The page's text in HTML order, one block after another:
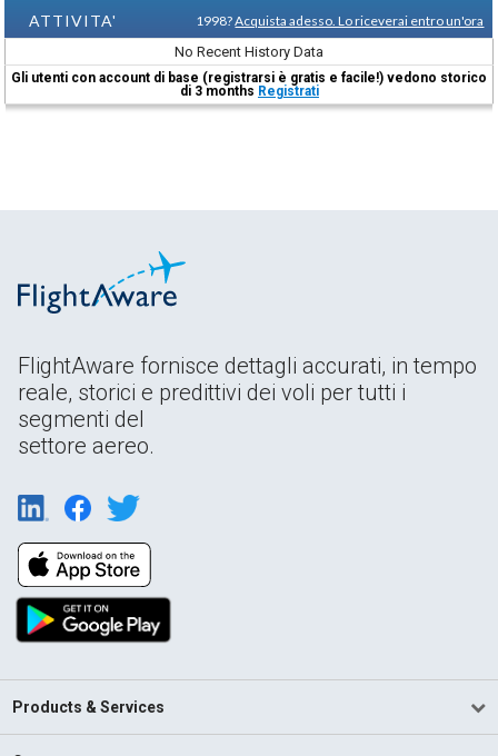
ATTIVITA'
1998?Acquista adesso. Lo riceverai entro un'ora
No Recent History Data
Gli utenti con account di base (registrarsi è gratis e facile!) vedono storico
di 3 months Registrati
FlightAware fornisce dettagli accurati, in tempo
reale, storici e predittivi dei voli per tutti i
segmenti del
settore aereo.
Products & Services